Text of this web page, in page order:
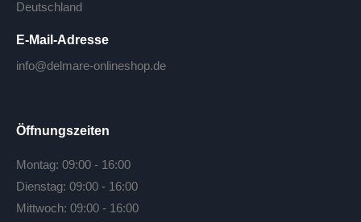
Deutschland
E-Mail-Adresse
info@delmare-onlineshop.de
Öffnungszeiten
Montag: 09:00 - 16:00
Dienstag: 09:00 - 16:00
Mittwoch: 09:00 - 16:00